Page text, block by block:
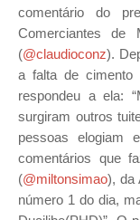
comentário do
Comerciantes de
(@claudioconz).
a falta de cimento
respondeu a ela:
surgiram outros
pessoas elogiam
comentários que
(@miltonsimao), da
número 1 do dia,